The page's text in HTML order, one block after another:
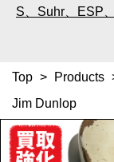
S、Suhr、ESP
Top > Products
Jim Dunlop